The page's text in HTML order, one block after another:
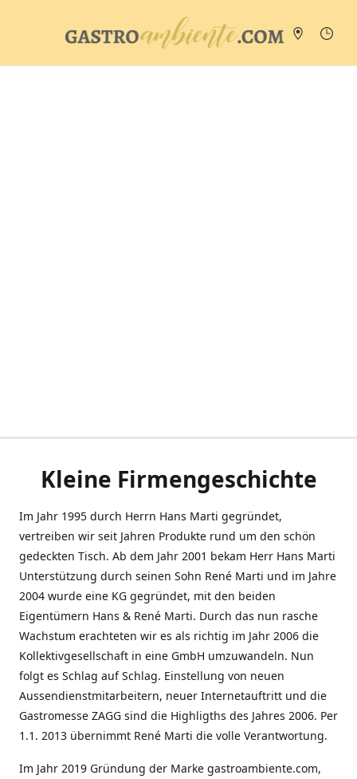
Kleine Firmengeschichte
Im Jahr 1995 durch Herrn Hans Marti gegründet,
vertreiben wir seit Jahren Produkte rund um den schön
gedeckten Tisch. Ab dem Jahr 2001 bekam Herr Hans Marti
Unterstützung durch seinen Sohn René Marti und im Jahre
2004 wurde eine KG gegründet, mit den beiden
Eigentümern Hans & René Marti. Durch das nun rasche
Wachstum erachteten wir es als richtig im Jahr 2006 die
Kollektivgesellschaft in eine GmbH umzuwandeln. Nun
folgt es Schlag auf Schlag. Einstellung von neuen
Aussendienstmitarbeitern, neuer Internetauftritt und die
Gastromesse ZAGG sind die Highligths des Jahres 2006. Per
1.1. 2013 übernimmt René Marti die volle Verantwortung.
Im Jahr 2019 Gründung der Marke gastroambiente.com,